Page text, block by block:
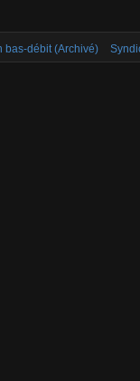
bas-débit (Archivé)